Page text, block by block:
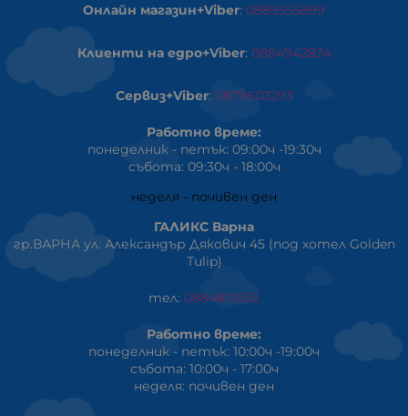
Онлайн магазин+Viber: 0889555899
Клиенти на едро+Viber: 0884942834
Сервиз+Viber: 0879603293
Работно време:
понеделник - петък: 09:00ч -19:30ч
събота: 09:30ч - 18:00ч
неделя - почивен ден
ГАЛИКС Варна
гр.ВАРНА ул. Александър Дякович 45 (под хотел Golden
Tulip)
тел: 0884810555
Работно време:
понеделник - петък: 10:00ч -19:00ч
събота: 10:00ч - 17:00ч
неделя: почивен ден